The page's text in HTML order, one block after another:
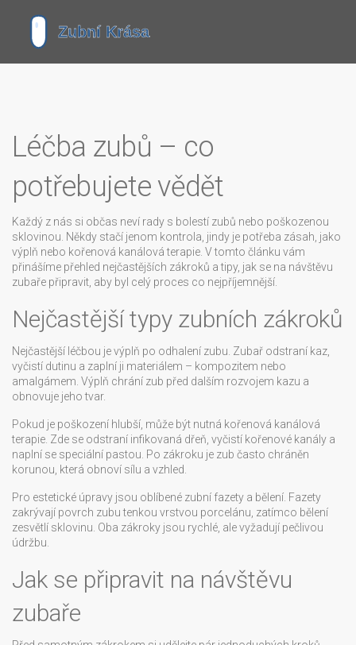
Léčba zubů – co
potřebujete vědět
Každý z nás si občas neví rady s bolestí zubů nebo poškozenou
sklovinou. Někdy stačí jenom kontrola, jindy je potřeba zásah, jako
výplň nebo kořenová kanálová terapie. V tomto článku vám
přinášíme přehled nejčastějších zákroků a tipy, jak se na návštěvu
zubaře připravit, aby byl celý proces co nejpříjemnější.
Nejčastější typy zubních zákroků
Nejčastější léčbou je výplň po odhalení zubu. Zubař odstraní kaz,
vyčistí dutinu a zaplní ji materiálem – kompozitem nebo
amalgámem. Výplň chrání zub před dalším rozvojem kazu a
obnovuje jeho tvar.
Pokud je poškození hlubší, může být nutná kořenová kanálová
terapie. Zde se odstraní infikovaná dřeň, vyčistí kořenové kanály a
naplní se speciální pastou. Po zákroku je zub často chráněn
korunou, která obnoví sílu a vzhled.
Pro estetické úpravy jsou oblíbené zubní fazety a bělení. Fazety
zakrývají povrch zubu tenkou vrstvou porcelánu, zatímco bělení
zesvětlí sklovinu. Oba zákroky jsou rychlé, ale vyžadují pečlivou
údržbu.
Jak se připravit na návštěvu
zubaře